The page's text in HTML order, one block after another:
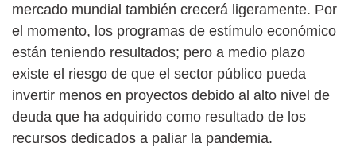
mercado mundial también crecerá ligeramente. Por
el momento, los programas de estímulo económico
están teniendo resultados; pero a medio plazo
existe el riesgo de que el sector público pueda
invertir menos en proyectos debido al alto nivel de
deuda que ha adquirido como resultado de los
recursos dedicados a paliar la pandemia.